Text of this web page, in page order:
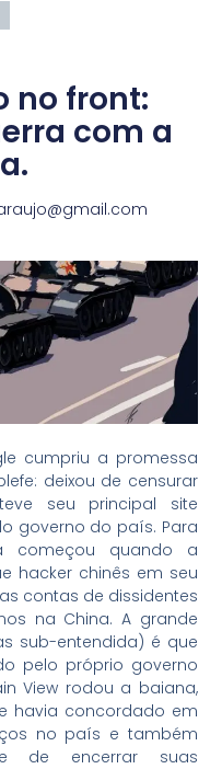
no front:
com a
cumpriu a promessa
deixou de censurar
seu principal site
governo do país. Para
começou quando a
hacker chinês em seu
contas de dissidentes
na China. A grande
sub-entendida) é que
pelo próprio governo
View rodou a baiana,
havia concordado em
no país e também
de encerrar suas